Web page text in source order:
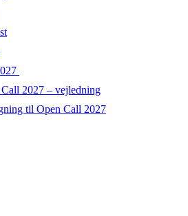
2027 – vejledning
til Open Call 2027